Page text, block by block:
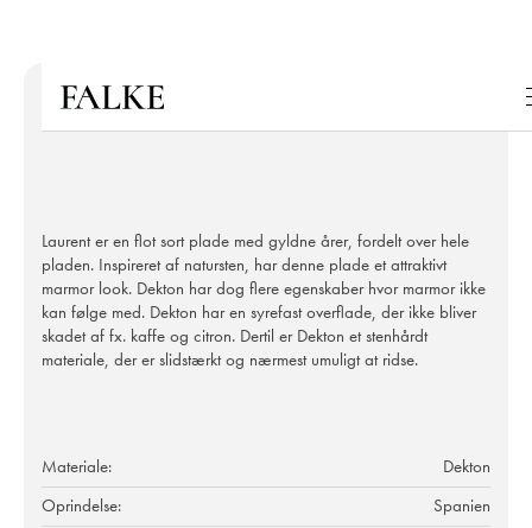
Laurent er en flot sort plade med gyldne årer, fordelt over hele
pladen. Inspireret af natursten, har denne plade et attraktivt
marmor look. Dekton har dog flere egenskaber hvor marmor ikke
kan følge med. Dekton har en syrefast overflade, der ikke bliver
skadet af fx. kaffe og citron. Dertil er Dekton et stenhårdt
materiale, der er slidstærkt og nærmest umuligt at ridse.
Materiale:
Dekton
Oprindelse:
Spanien